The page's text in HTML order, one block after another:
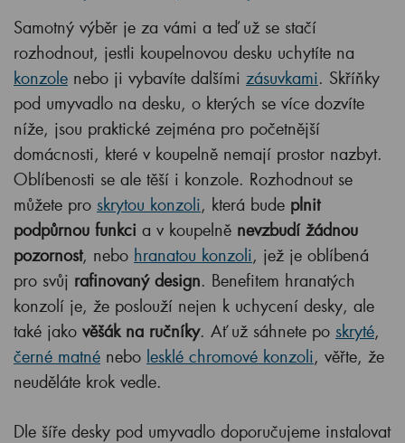
Samotný výběr je za vámi a teď už se stačí
rozhodnout, jestli koupelnovou desku uchytíte na
konzole nebo ji vybavíte dalšími zásuvkami. Skříňky
pod umyvadlo na desku, o kterých se více dozvíte
níže, jsou praktické zejména pro početnější
domácnosti, které v koupelně nemají prostor nazbyt.
Oblíbenosti se ale těší i konzole. Rozhodnout se
můžete pro skrytou konzoli, která bude plnit
podpůrnou funkci a v koupelně nevzbudí žádnou
pozornost, nebo hranatou konzoli, jež je oblíbená
pro svůj rafinovaný design. Benefitem hranatých
konzolí je, že poslouží nejen k uchycení desky, ale
také jako věšák na ručníky. Ať už sáhnete po skryté,
černé matné nebo lesklé chromové konzoli, věřte, že
neuděláte krok vedle.
Dle šíře desky pod umyvadlo doporučujeme instalovat